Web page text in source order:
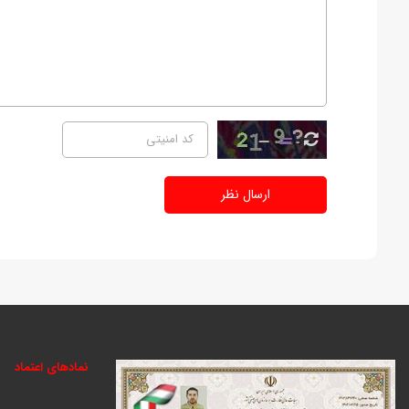
ارسال نظر
نمادهای اعتماد